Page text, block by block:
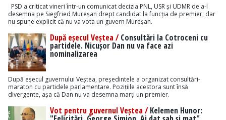
PSD a criticat vineri într-un comunicat decizia PNL, USR și UDMR de a-l
desemna pe Siegfried Mureșan drept candidat la funcția de premier, dar
nu spune explicit că nu va vota un guvern Mureșan.
După eșecul Veștea /Consultări la Cotroceni cu
partidele. Nicușor Dan nu va face azi
nominalizarea
După eșecul guvernului Veștea, președintele a organizat consultări-
maraton cu partidele parlamentare. Pozițiile acestora sunt însă
divergente, așa că Dan nu va desemna marți un premier.
Vot pentru guvernul Veștea /Kelemen Hunor: